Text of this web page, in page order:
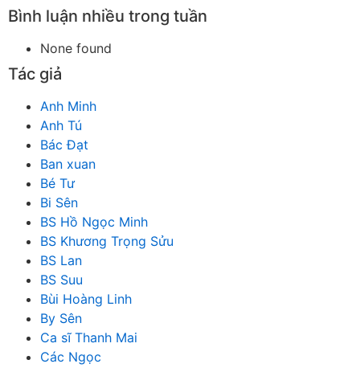
Bình luận nhiều trong tuần
None found
Tác giả
Anh Minh
Anh Tú
Bác Đạt
Ban xuan
Bé Tư
Bi Sên
BS Hồ Ngọc Minh
BS Khương Trọng Sửu
BS Lan
BS Suu
Bùi Hoàng Linh
By Sên
Ca sĩ Thanh Mai
Các Ngọc